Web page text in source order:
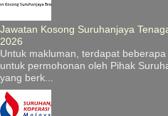
Jawatan Kosong Suruhanjaya
2026
Untuk makluman, terdapat
untuk permohonan oleh Pihak
yang berk...